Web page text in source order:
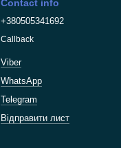
Contact info
+380505341692
Callback
Viber
WhatsApp
Telegram
Відправити лист